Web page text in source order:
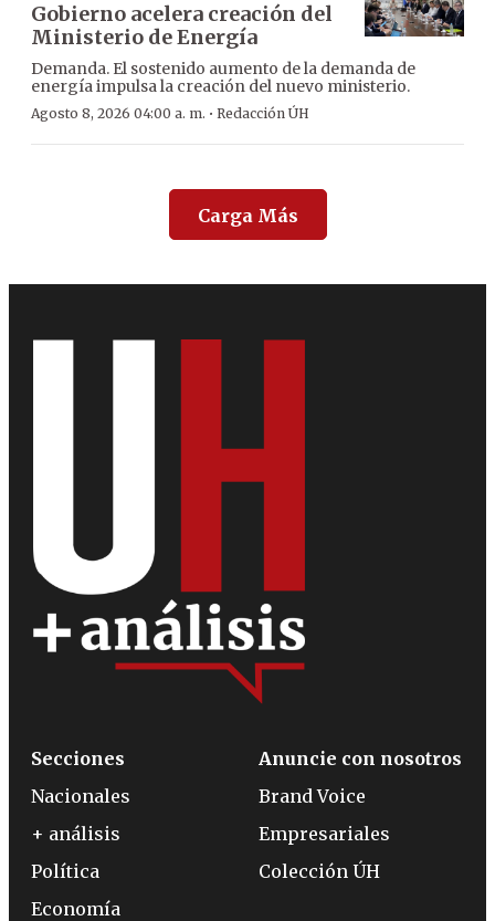
Gobierno acelera creación del
Ministerio de Energía
Demanda. El sostenido aumento de la demanda de
energía impulsa la creación del nuevo ministerio.
Agosto 8, 2026 04:00 a. m. · Redacción ÚH
Carga Más
Secciones
Nacionales
+ análisis
Política
Economía
Anuncie con nosotros
Brand Voice
Empresariales
Colección ÚH